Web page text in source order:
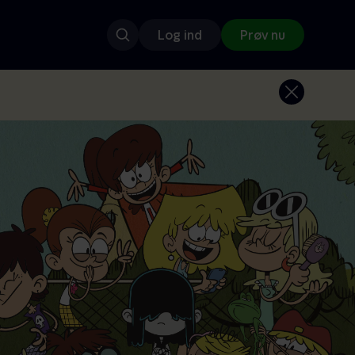
Log ind Prøv nu